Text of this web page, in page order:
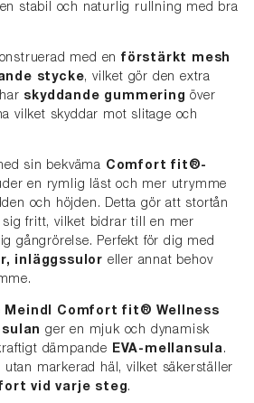
stabil och naturlig rullning med bra
med en förstärkt mesh
stycke, vilket gör den extra
skyddande gummering över
vilket skyddar mot slitage och
sin bekväma Comfort fit®-
en rymlig läst och mer utrymme
och höjden. Detta gör att stortån
sig fritt, vilket bidrar till en mer
gångrörelse. Perfekt för dig med
inläggssulor eller annat behov
Meindl Comfort fit® Wellness
ger en mjuk och dynamisk
dämpande
EVA-mellansula .
markerad häl, vilket säkerställer
vid varje steg.